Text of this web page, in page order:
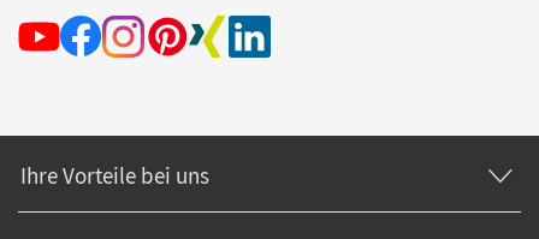
Ihre Vorteile bei uns